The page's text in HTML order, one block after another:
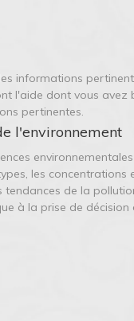
informations
l'aide dont vous avez
pertinentes.
l'environnement
les
de la
à la prise de